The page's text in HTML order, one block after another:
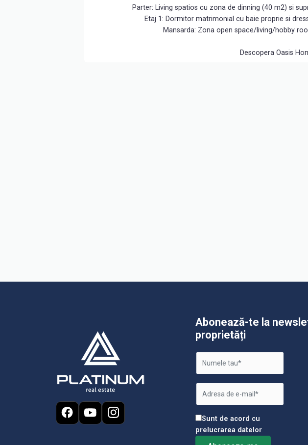
Parter: Living spatios cu zona de dinning (40 m2) si
Etaj 1: Dormitor matrimonial cu baie proprie si
Mansarda: Zona open space/living/hobby
Descopera Oasis
Abonează-te la
proprietăți
Sunt de acord cu
prelucrarea datelor